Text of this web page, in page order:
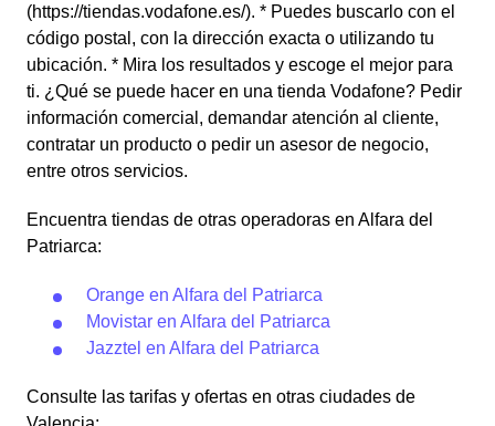
(https://tiendas.vodafone.es/). * Puedes buscarlo con el
código postal, con la dirección exacta o utilizando tu
ubicación. * Mira los resultados y escoge el mejor para
ti. ¿Qué se puede hacer en una tienda Vodafone? Pedir
información comercial, demandar atención al cliente,
contratar un producto o pedir un asesor de negocio,
entre otros servicios.
Encuentra tiendas de otras operadoras en Alfara del
Patriarca:
Orange en Alfara del Patriarca
Movistar en Alfara del Patriarca
Jazztel en Alfara del Patriarca
Consulte las tarifas y ofertas en otras ciudades de